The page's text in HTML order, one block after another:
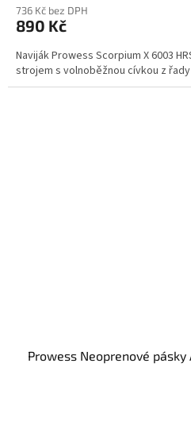
736 Kč bez DPH
890 Kč
Naviják Prowess Scorpium X 6003
strojem s volnoběžnou cívkou z
Prowess Neoprenové